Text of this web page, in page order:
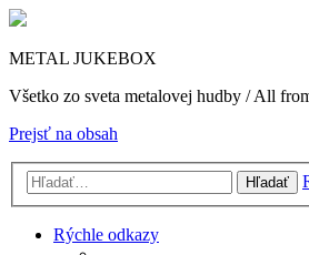
METAL JUKEBOX
Všetko zo sveta metalovej hudby / All
Prejsť na obsah
Hľadať
Rýchle odkazy